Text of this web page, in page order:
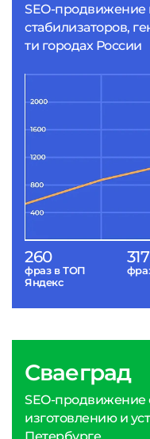
SEO-продвижение
стабилизаторов,
ти городах России
260
фраз в ТОП
Яндекс
317
Сваеград
SEO-продвижение
изготовлению и